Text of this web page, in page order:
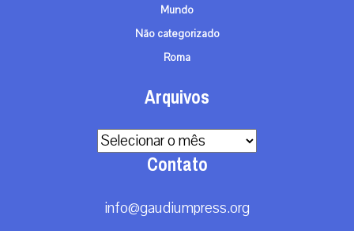
Mundo
Não categorizado
Roma
Arquivos
Arquivos
Contato
info@gaudiumpress.org